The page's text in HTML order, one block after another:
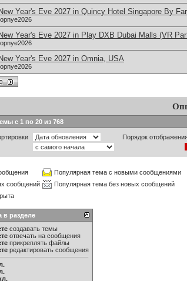
New Year's Eve 2027 in Quincy Hotel Singapore By
New Year's Eve 2027 in Play DXB Dubai Malls (VR
New Year's Eve 2027 in Omnia, USA
с 1 по 20 из 768
Порядок
Популярная тема с новыми сообщениями
сообщений
Популярная тема без новых сообщений
в разделе
создавать темы
отвечать на сообщения
прикреплять файлы
редактировать сообщения